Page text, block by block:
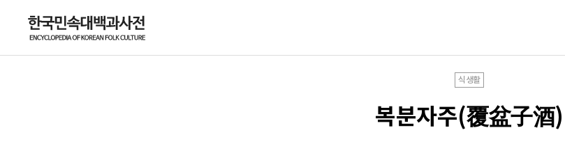
식생활
복분자주(覆盆子酒)